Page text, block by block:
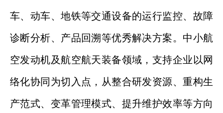
车、动车、地铁等交通设备的运行监控、故障
诊断分析、产品回溯等优秀解决方案。中小航
空发动机及航空航天装备领域，支持企业以网
络化协同为切入点，从整合研发资源、重构生
产范式、变革管理模式、提升维护效率等方向